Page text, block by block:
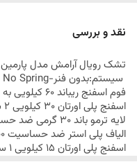
نقد و بررسی
تشکرویال آرامش مدل پارمین
سیستم:بدون فنر-No Spring
فوم اسفنج ریباند 60 کیلویی به قطر 14 سانت
اسفنج پلی اورتان 30 کیلویی 2 سانت
لایه ترمو باند 30 گرمی ضد حساسیت
الیاف پلی استر ضد حساسیت 200 گرم
اسفنج پلی اورتان 15 کیلویی 1 سانت